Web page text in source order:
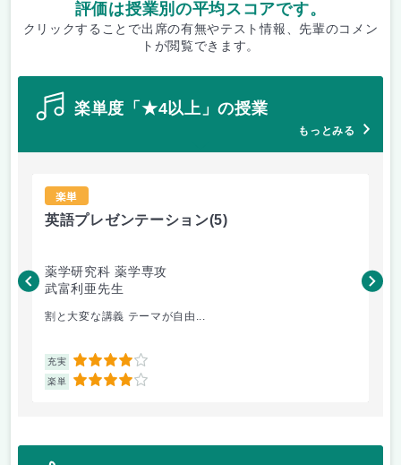
評価は授業別の平均スコアです。
クリックすることで出席の有無やテスト情報、先輩のコメン
トが閲覧できます。
楽単度「★4以上」の授業
もっとみる
楽単
英語プレゼンテーション(5)
薬学研究科 薬学専攻
武富利亜先生
割と大変な講義 テーマが自由...
充実 4
楽単 4
ミ